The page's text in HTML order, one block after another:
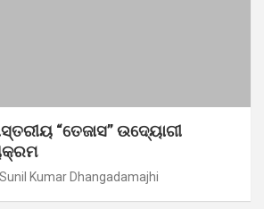
“ତେଜାସ” ଉଦ୍ୟୋଗୀ
Sunil Kumar Dhangadamajhi